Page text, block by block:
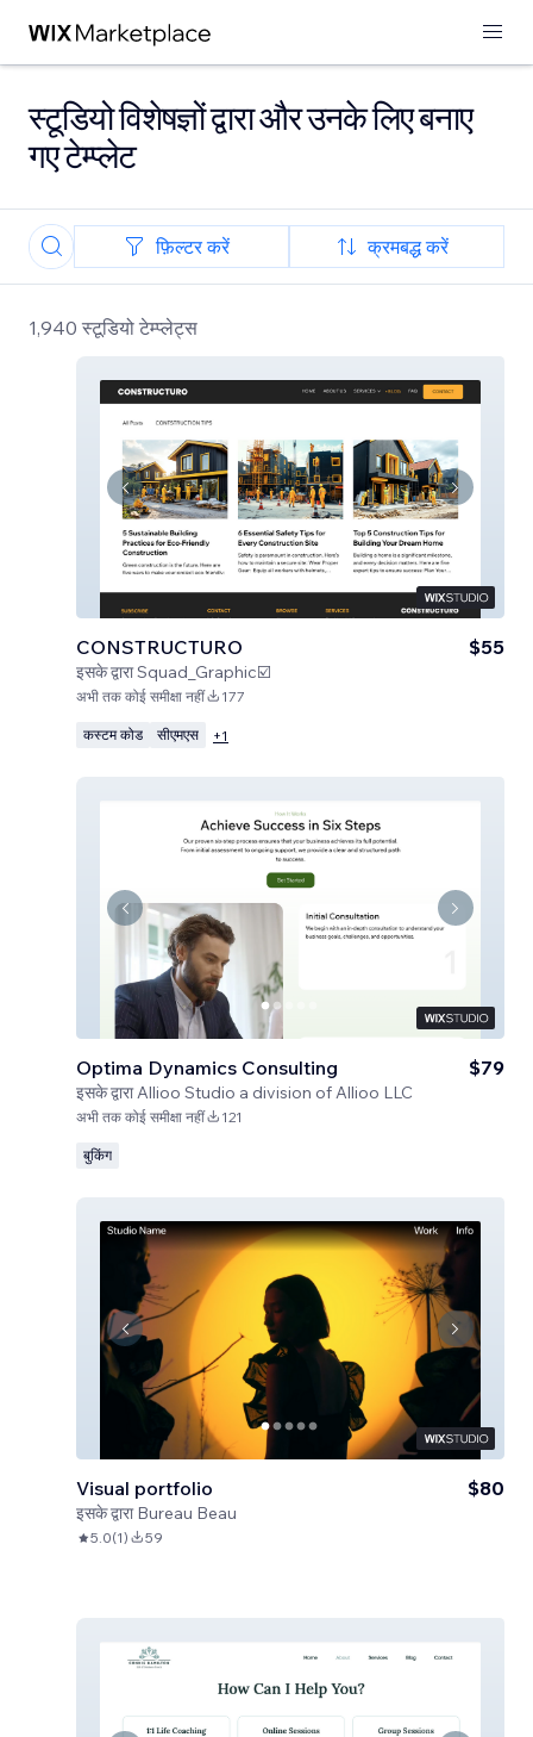
स्टूडियो विशेषज्ञों द्वारा और उनके लिए बनाए
गए टेम्प्लेट
फ़िल्टर करें क्रमबद्ध करें
1,940 स्टूडियो टेम्प्लेट्स
CONSTRUCTURO
इसके द्वाराSquad_Graphic☑️
$55
अभी तक कोई समीक्षा नहीं 177
कस्टम कोड सीएमएस +1
Optima Dynamics Consulting
इसके द्वाराAllioo Studio a division of Allioo LLC
$79
अभी तक कोई समीक्षा नहीं 121
बुकिंग
Visual portfolio
इसके द्वारा Bureau Beau
$80
5.0(1) 59